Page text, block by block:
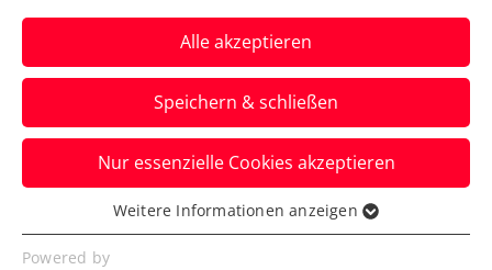
News filtern
Alle akzeptieren
Speichern & schließen
Nur essenzielle Cookies akzeptieren
Essenziell
Essenzielle Cookies werden für grundlegende
Weitere Informationen anzeigen
Powered by